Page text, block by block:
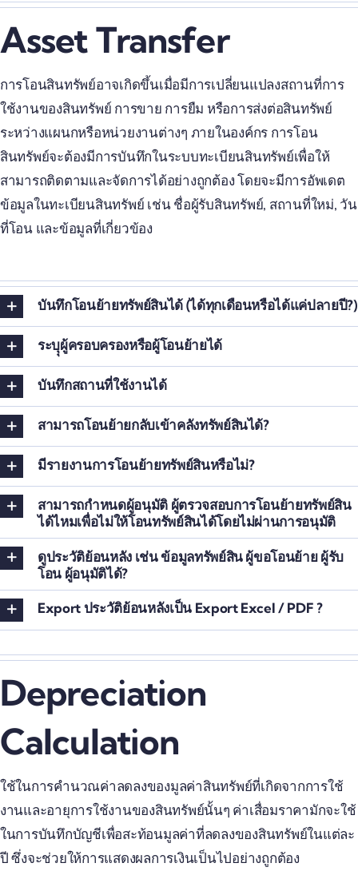
Asset Transfer
การโอนสินทรัพย์อาจเกิดขึ้นเมื่อมีการเปลี่ยนแปลงสถานที่การ
ใช้งานของสินทรัพย์ การขาย การยืม หรือการส่งต่อสินทรัพย์
ระหว่างแผนกหรือหน่วยงานต่างๆ ภายในองค์กร การโอน
สินทรัพย์จะต้องมีการบันทึกในระบบทะเบียนสินทรัพย์เพื่อให้
สามารถติดตามและจัดการได้อย่างถูกต้อง โดยจะมีการอัพเดต
ข้อมูลในทะเบียนสินทรัพย์ เช่น ชื่อผู้รับสินทรัพย์, สถานที่ใหม่, วัน
ที่โอน และข้อมูลที่เกี่ยวข้อง
บันทึกโอนย้ายทรัพย์สินได้ (ได้ทุกเดือนหรือได้แค่ปลายปี?)
ระบุุผู้ครอบครองหรือผู้โอนย้ายได้
บันทึกสถานที่ใช้งานได้
สามารถโอนย้ายกลับเข้าคลังทรัพย์สินได้?
มีรายงานการโอนย้ายทรัพย์สินหรือไม่?
สามารถกำหนดผู้อนุมัติ ผู้ตรวจสอบการโอนย้ายทรัพย์สิน
ได้ไหมเพื่อไม่ให้โอนทรัพย์สินได้โดยไม่ผ่านการอนุมัติ
ดูประวัติย้อนหลัง เช่น ข้อมูลทรัพย์สิน ผู้ขอโอนย้าย ผู้รับ
โอน ผู้อนุมัติได้?
Export ประวัติย้อนหลังเป็น Export Excel / PDF ?
Depreciation
Calculation
ใช้ในการคำนวณค่าลดลงของมูลค่าสินทรัพย์ที่เกิดจากการใช้
งานและอายุการใช้งานของสินทรัพย์นั้นๆ ค่าเสื่อมราคามักจะใช้
ในการบันทึกบัญชีเพื่อสะท้อนมูลค่าที่ลดลงของสินทรัพย์ในแต่ละ
ปี ซึ่งจะช่วยให้การแสดงผลการเงินเป็นไปอย่างถูกต้อง